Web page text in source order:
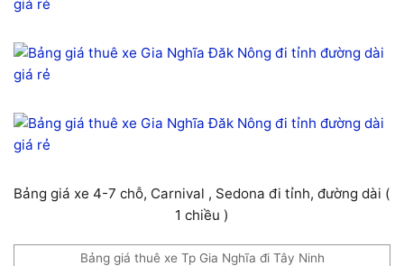
Bảng giá xe 4-7 chỗ, Carnival , Sedona đi tỉnh, đường dài (
1 chiều )
Bảng giá thuê xe Tp Gia Nghĩa đi Tây Ninh